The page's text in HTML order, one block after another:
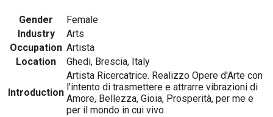
Gender
Female
Industry
Arts
Occupation Artista
Location
Ghedi, Brescia, Italy
Introduction
Artista Ricercatrice. Realizzo Opere d'Arte con
l'intento di trasmettere e attrarre vibrazioni di
Amore, Bellezza, Gioia, Prosperità, per me e
per il mondo in cui vivo.